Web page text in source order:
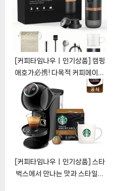
[CoffeeTimeNOWㅣ추천상
품]
[커피타임나우ㅣ인기상품] 캠핑
애호가必携! 다목적 커피메이커
의 비밀 [CoffeeTimeNOWㅣ
추천상품]
[커피타임나우ㅣ인기상품] 스타
벅스에서 만나는 맛과 스타일의